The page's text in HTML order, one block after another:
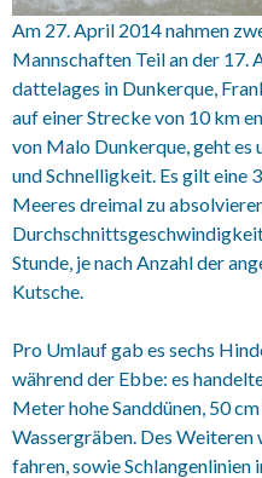
Am 27. April 2014 nahmen
Mannschaften Teil an der 17.
dattelages in Dunkerque,
auf einer Strecke von 10 km
von Malo Dunkerque, geht es
und Schnelligkeit. Es gilt eine
Meeres dreimal zu
Stunde, je nach Anzahl der
Kutsche.
Pro Umlauf gab es sechs
während der Ebbe: es
Meter hohe Sanddünen, 50
Wassergräben. Des Weiteren
fahren, sowie Schlangenlinien